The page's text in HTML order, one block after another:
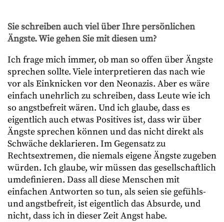
Sie schreiben auch viel über Ihre persönlichen
Ängste. Wie gehen Sie mit diesen um?
Ich frage mich immer, ob man so offen über Ängste
sprechen sollte. Viele interpretieren das nach wie
vor als Einknicken vor den Neonazis. Aber es wäre
einfach unehrlich zu schreiben, dass Leute wie ich
so angstbefreit wären. Und ich glaube, dass es
eigentlich auch etwas Positives ist, dass wir über
Ängste sprechen können und das nicht direkt als
Schwäche deklarieren. Im Gegensatz zu
Rechtsextremen, die niemals eigene Ängste zugeben
würden. Ich glaube, wir müssen das gesellschaftlich
umdefinieren. Dass all diese Menschen mit
einfachen Antworten so tun, als seien sie gefühls-
und angstbefreit, ist eigentlich das Absurde, und
nicht, dass ich in dieser Zeit Angst habe.